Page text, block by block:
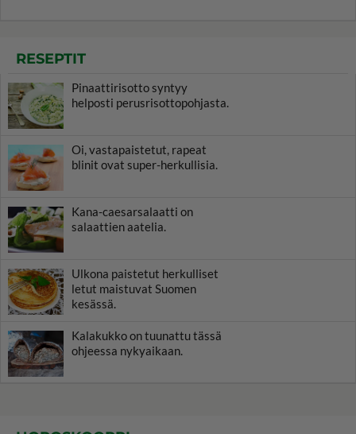
RESEPTIT
Pinaattirisotto syntyy
helposti perusrisottopohjasta.
Oi, vastapaistetut, rapeat
blinit ovat super-herkullisia.
Kana-caesarsalaatti on
salaattien aatelia.
Ulkona paistetut herkulliset
letut maistuvat Suomen
kesässä.
Kalakukko on tuunattu tässä
ohjeessa nykyaikaan.